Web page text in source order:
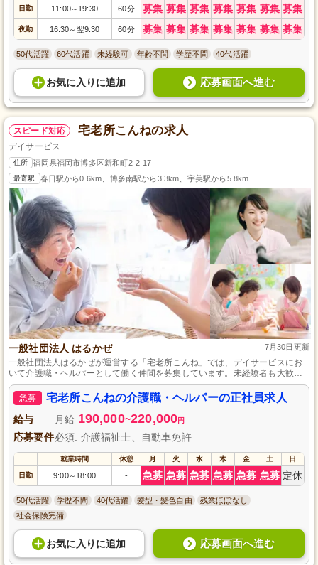
日勤 11:00～ 19:30 60分 募集 募集 募集 募集 募集 募集 募集
夜勤 16:30～ 翌9:30 60分 募集 募集 募集 募集 募集 募集 募集
50代活躍 60代活躍 未経験可 年齢不問 学歴不問 40代活躍
お気に入り に追加 応募画面へ進む
スピード対応 宅老所こんねの求人
デイサービス
住所 福岡県福岡市博多区新和町2-2-17
最寄駅 春日駅から0.6km、博多南駅から3.3km、宇美駅から5.8km
一般社団法人 はるかぜ 7月30日更新
一般社団法人はるかぜが運営する「宅老所こんね」では、デイサービスにお
いて介護職・ヘルパーとして働く仲間を募集しています。未経験者も大歓迎
です。お年寄りの生活を支えるやりがいのある仕事を通じて、成長と充実感
を感じながら働きませんか？正社員として安定した環境で、あなたの力を発
揮するチャンスです。応募お待ちしております。
急募 宅老所こんねの介護職・ヘルパーの正社員求人
給与 月給 190,000~220,000円
応募要件必須: 介護福祉士、自動車免許
就業時間 休憩 月 火 水 木 金 土 日
日勤 9:00～ 18:00 - 急募 急募 急募 急募 急募 急募 定休
50代活躍 学歴不問 40代活躍 髪型・髪色自由
残業ほぼなし
社会保険完備
お気に入り に追加 応募画面へ進む